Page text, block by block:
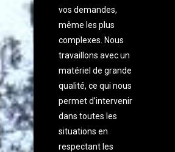
vos demandes,
même les plus
complexes. Nous
travaillons avec un
matériel de grande
qualité, ce qui nous
permet d’intervenir
dans toutes les
situations en
respectant les